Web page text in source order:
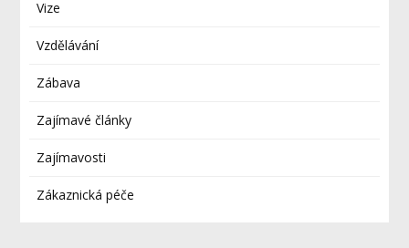
Vize
Vzdělávání
Zábava
Zajímavé články
Zajímavosti
Zákaznická péče